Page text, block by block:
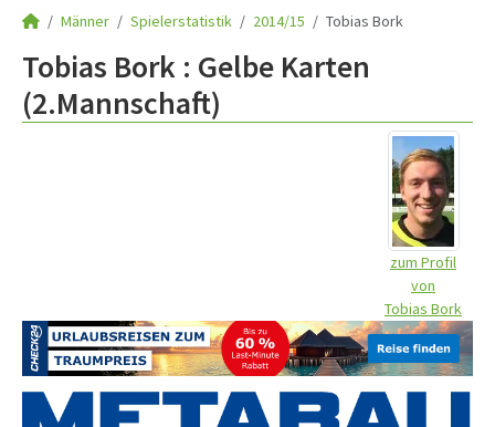
Männer Spielerstatistik 2014/15 Tobias Bork
Tobias Bork : Gelbe Karten
(2.Mannschaft)
zum Profil
von
Tobias Bork